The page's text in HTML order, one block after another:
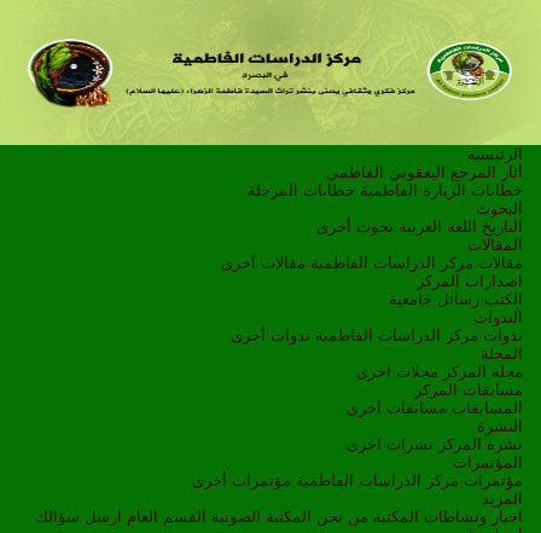
الرئيسية
أثار المرجع اليعقوبي الفاطمي
خطابات الزيارة الفاطمية خطابات المرحلة
البحوث
التاريخ
اللغة العربية بحوث أخرى
المقالات
مقالات مركز الدراسات الفاطمية مقالات أخرى
اصدارات المركز
الكتب رسائل جامعية
الندوات
ندوات مركز الدراسات الفاطمية ندوات أخرى
المجلة
مجلة المركز مجلات اخرى
مسابقات المركز
المسابقات مسابقات أخرى
النشرة
نشرة المركز نشرات اخرى
المؤتمرات
مؤتمرات مركز الدراسات الفاطمية مؤتمرات أخرى
المزيد
اخبار ونشاطات
المكتبة من نحن المكتبة الصوتية القسم العام ارسل سؤالك